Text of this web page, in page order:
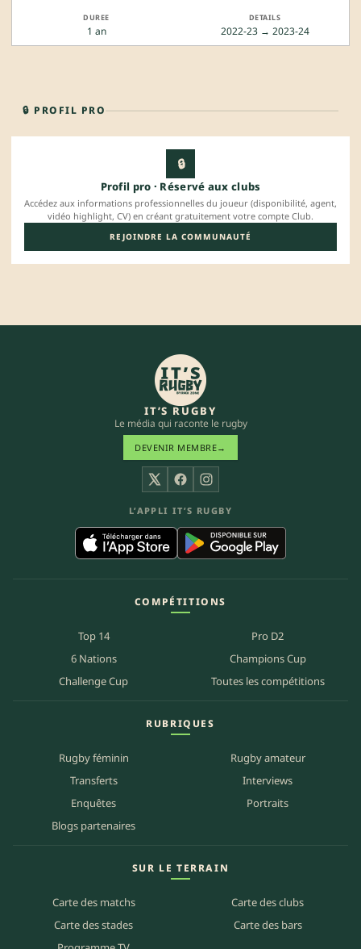
1 an 2022-23 → 2023-24
🔒 PROFIL PRO
🔒
Profil pro · Réservé aux clubs
Accédez aux informations professionnelles du joueur (disponibilité, agent,
vidéo highlight, CV) en créant gratuitement votre compte Club.
REJOINDRE LA COMMUNAUTÉ
IT’S RUGBY
Le média qui raconte le rugby
DEVENIR MEMBRE→
X FacebookInstagram
L’APPLI IT’S RUGBY
COMPÉTITIONS
Top 14
Pro D2
6 Nations
Champions Cup
Challenge Cup
Toutes les compétitions
RUBRIQUES
Rugby féminin
Rugby amateur
Transferts
Interviews
Enquêtes
Portraits
Blogs partenaires
SUR LE TERRAIN
Carte des matchs
Carte des clubs
Carte des stades
Carte des bars